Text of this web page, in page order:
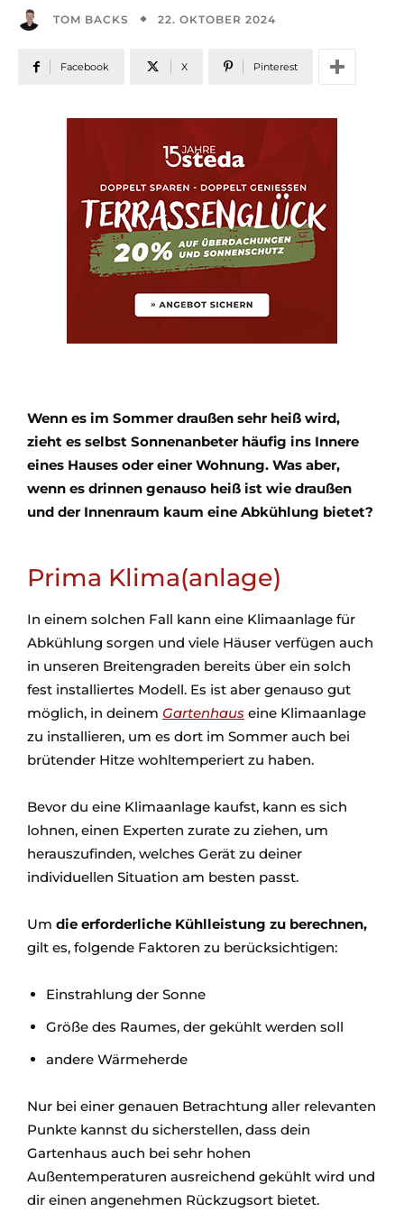
TOM BACKS 22. OKTOBER 2024
Facebook X Pinterest
Wenn es im Sommer draußen sehr heiß wird,
zieht es selbst Sonnenanbeter häufig ins Innere
eines Hauses oder einer Wohnung. Was aber,
wenn es drinnen genauso heiß ist wie draußen
und der Innenraum kaum eine Abkühlung bietet?
Prima Klima(anlage)
In einem solchen Fall kann eine Klimaanlage für
Abkühlung sorgen und viele Häuser verfügen auch
in unseren Breitengraden bereits über ein solch
fest installiertes Modell. Es ist aber genauso gut
möglich, in deinem Gartenhaus eine Klimaanlage
zu installieren, um es dort im Sommer auch bei
brütender Hitze wohltemperiert zu haben.
Bevor du eine Klimaanlage kaufst, kann es sich
lohnen, einen Experten zurate zu ziehen, um
herauszufinden, welches Gerät zu deiner
individuellen Situation am besten passt.
Um die erforderliche Kühlleistung zu berechnen,
gilt es, folgende Faktoren zu berücksichtigen:
Einstrahlung der Sonne
Größe des Raumes, der gekühlt werden soll
andere Wärmeherde
Nur bei einer genauen Betrachtung aller relevanten
Punkte kannst du sicherstellen, dass dein
Gartenhaus auch bei sehr hohen
Außentemperaturen ausreichend gekühlt wird und
dir einen angenehmen Rückzugsort bietet.